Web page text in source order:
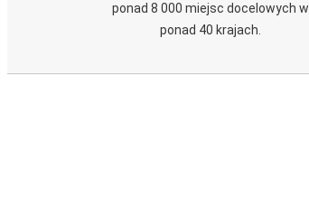
ponad 8 000 miejsc docelowych w
ponad 40 krajach.